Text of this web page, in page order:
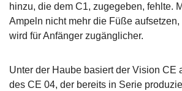
hinzu, die dem C1, zugegeben, fehlte.
Ampeln nicht mehr die Füße
wird für Anfänger zugänglicher.
Unter der Haube basiert der Vision CE
des CE 04, der bereits in Serie